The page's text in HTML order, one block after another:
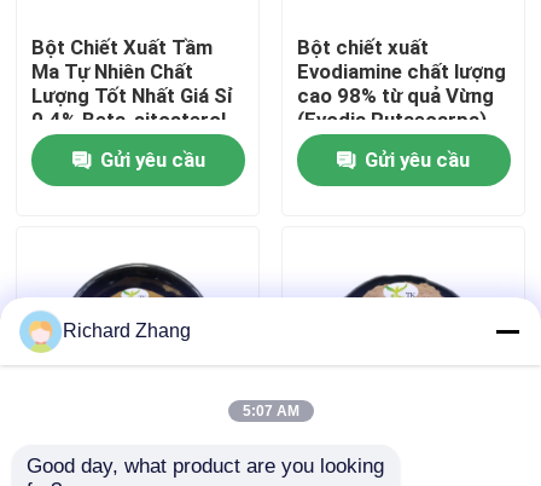
Kiểm soát chất lượng
Liên hệ với chúng tôi
Bột chiết xuất thực vật
Nguyên liệu mỹ phẩm
Bột Chiết Xuất Tầm
Ma Tự Nhiên Chất
Lượng Tốt Nhất Giá Sỉ
0.4% Beta-sitosterol
Gửi yêu cầu
Bột chiết xuất
Evodiamine chất lượng
cao 98% từ quả Vừng
(Evodia Rutaecarpa)
Gửi yêu cầu
Bột Chiết Xuất Lá Kinh
Bột Trà Trắng Anji
Richard Zhang
5:07 AM
Good day, what product are you looking